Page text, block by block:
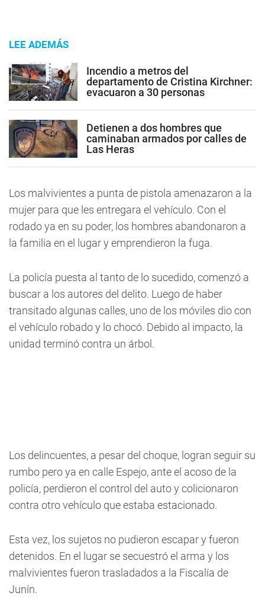
LEE ADEMÁS
Incendio a metros del
departamento de Cristina Kirchner:
evacuaron a 30 personas
Detienen a dos hombres que
caminaban armados por calles de
Las Heras
Los malvivientes a punta de pistola amenazaron a la
mujer para que les entregara el vehículo. Con el
rodado ya en su poder, los hombres abandonaron a
la familia en el lugar y emprendieron la fuga.
La policía puesta al tanto de lo sucedido, comenzó a
buscar a los autores del delito. Luego de haber
transitado algunas calles, uno de los móviles dio con
el vehículo robado y lo chocó. Debido al impacto, la
unidad terminó contra un árbol.
Los delincuentes, a pesar del choque, logran seguir su
rumbo pero ya en calle Espejo, ante el acoso de la
policía, perdieron el control del auto y colicionaron
contra otro vehículo que estaba estacionado.
Esta vez, los sujetos no pudieron escapar y fueron
detenidos. En el lugar se secuestró el arma y los
malvivientes fueron trasladados a la Fiscalía de
Junín.